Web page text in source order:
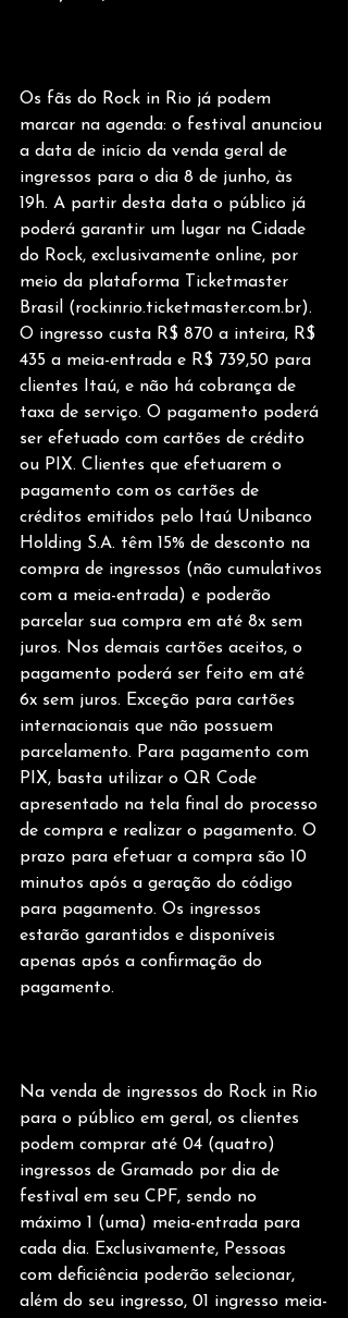
Os fãs do Rock in Rio já podem
marcar na agenda: o festival anunciou
a data de início da venda geral de
ingressos para o dia 8 de junho, às
19h. A partir desta data o público já
poderá garantir um lugar na Cidade
do Rock, exclusivamente online, por
meio da plataforma Ticketmaster
Brasil (rockinrio.ticketmaster.com.br).
O ingresso custa R$ 870 a inteira, R$
435 a meia-entrada e R$ 739,50 para
clientes Itaú, e não há cobrança de
taxa de serviço. O pagamento poderá
ser efetuado com cartões de crédito
ou PIX. Clientes que efetuarem o
pagamento com os cartões de
créditos emitidos pelo Itaú Unibanco
Holding S.A. têm 15% de desconto na
compra de ingressos (não cumulativos
com a meia-entrada) e poderão
parcelar sua compra em até 8x sem
juros. Nos demais cartões aceitos, o
pagamento poderá ser feito em até
6x sem juros. Exceção para cartões
internacionais que não possuem
parcelamento. Para pagamento com
PIX, basta utilizar o QR Code
apresentado na tela final do processo
de compra e realizar o pagamento. O
prazo para efetuar a compra são 10
minutos após a geração do código
para pagamento. Os ingressos
estarão garantidos e disponíveis
apenas após a confirmação do
pagamento.
Na venda de ingressos do Rock in Rio
para o público em geral, os clientes
podem comprar até 04 (quatro)
ingressos de Gramado por dia de
festival em seu CPF, sendo no
máximo 1 (uma) meia-entrada para
cada dia. Exclusivamente, Pessoas
com deficiência poderão selecionar,
além do seu ingresso, 01 ingresso meia-